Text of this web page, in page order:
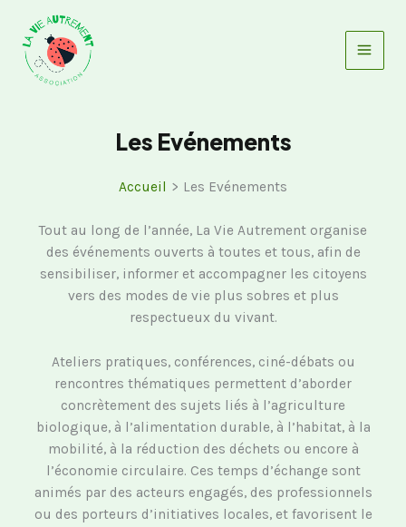
contenu
Les Evénements
Accueil Les Evénements
Tout au long de l’année, La Vie Autrement organise
des événements ouverts à toutes et tous, afin de
sensibiliser, informer et accompagner les citoyens
vers des modes de vie plus sobres et plus
respectueux du vivant.
Ateliers pratiques, conférences, ciné-débats ou
rencontres thématiques permettent d’aborder
concrètement des sujets liés à l’agriculture
biologique, à l’alimentation durable, à l’habitat, à la
mobilité, à la réduction des déchets ou encore à
l’économie circulaire. Ces temps d’échange sont
animés par des acteurs engagés, des professionnels
ou des porteurs d’initiatives locales, et favorisent le